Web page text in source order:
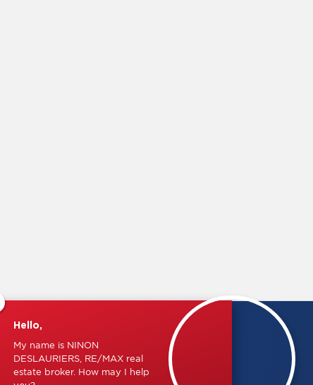
Hello,
My name is NINON
DESLAURIERS, RE/MAX real
estate broker. How may I help